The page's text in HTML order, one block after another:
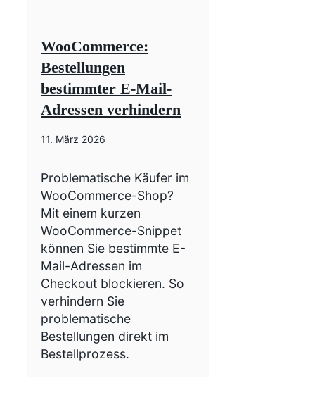
WooCommerce:
Bestellungen
bestimmter E-Mail-
Adressen verhindern
11. März 2026
Problematische Käufer im
WooCommerce-Shop?
Mit einem kurzen
WooCommerce-Snippet
können Sie bestimmte E-
Mail-Adressen im
Checkout blockieren. So
verhindern Sie
problematische
Bestellungen direkt im
Bestellprozess.